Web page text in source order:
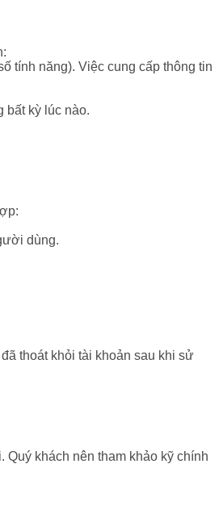
tính năng). Việc cung cấp thông tin
bất kỳ lúc nào.
dùng.
thoát khỏi tài khoản sau khi sử
khách nên tham khảo kỹ chính